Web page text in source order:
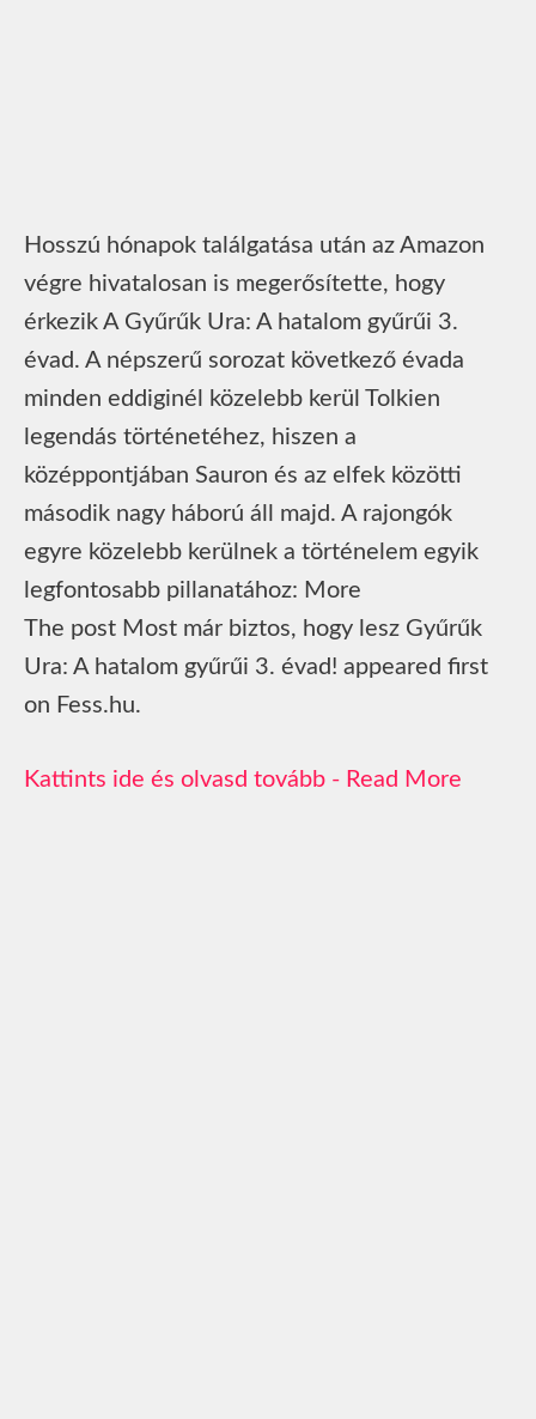
Hosszú hónapok találgatása után az Amazon
végre hivatalosan is megerősítette, hogy
érkezik A Gyűrűk Ura: A hatalom gyűrűi 3.
évad. A népszerű sorozat következő évada
minden eddiginél közelebb kerül Tolkien
legendás történetéhez, hiszen a
középpontjában Sauron és az elfek közötti
második nagy háború áll majd. A rajongók
egyre közelebb kerülnek a történelem egyik
legfontosabb pillanatához: More
The post Most már biztos, hogy lesz Gyűrűk
Ura: A hatalom gyűrűi 3. évad! appeared first
on Fess.hu.
Read More